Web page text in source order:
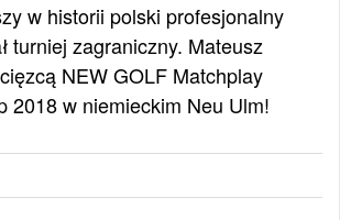
w historii polski profesjonalny
turniej zagraniczny. Mateusz
NEW GOLF Matchplay
2018 w niemieckim Neu Ulm!